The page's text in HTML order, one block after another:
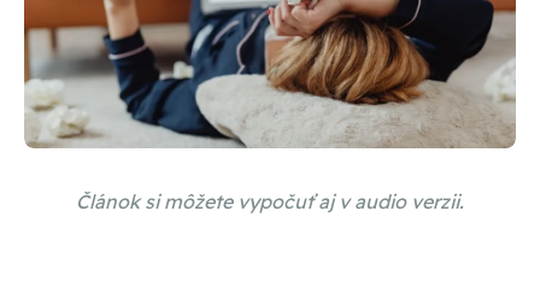
Článok si môžete vypočuť aj v audio verzii.